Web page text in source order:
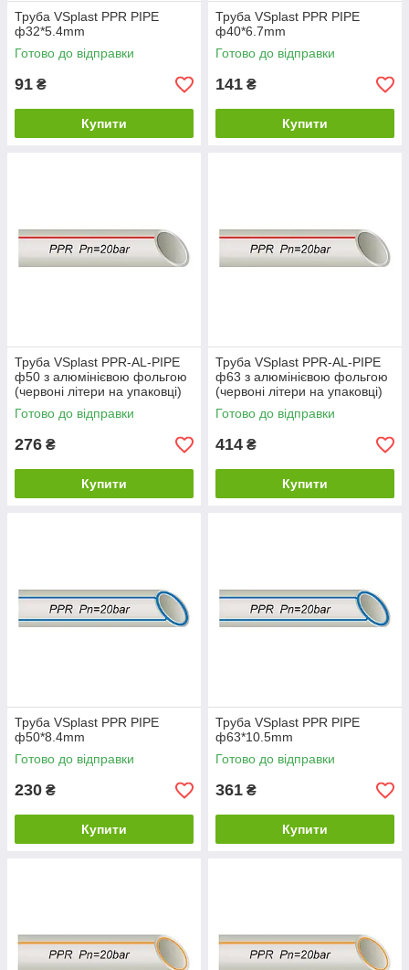
Труба VSplast PPR PIPE
ф32*5.4mm
Готово до відправки
91 ₴
Купити
Труба VSplast PPR PIPE
ф40*6.7mm
Готово до відправки
141 ₴
Купити
Труба VSplast PPR-AL-PIPE
ф50 з алюмінієвою фольгою
(червоні літери на упаковці)
Готово до відправки
276 ₴
Купити
Труба VSplast PPR-AL-PIPE
ф63 з алюмінієвою фольгою
(червоні літери на упаковці)
Готово до відправки
414 ₴
Купити
Труба VSplast PPR PIPE
ф50*8.4mm
Готово до відправки
230 ₴
Купити
Труба VSplast PPR PIPE
ф63*10.5mm
Готово до відправки
361 ₴
Купити